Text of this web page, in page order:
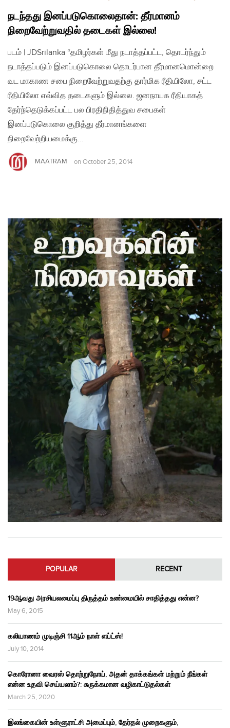
நடந்தது இனப்படுகொலைதான்: தீர்மானம்
நிறைவேற்றுவதில் தடைகள் இல்லை!
படம் | JDSrilanka “தமிழர்கள் மீது நடாத்தப்பட்ட, தொடர்ந்தும்
நடாத்தப்படும் இனப்படுகொலை தொடர்பான தீர்மானமொன்றை
வட மாகாண சபை நிறைவேற்றுவதற்கு தார்மிக ரீதியிலோ, சட்ட
ரீதியிலோ எவ்வித தடைகளும் இல்லை. ஜனநாயக ரீதியாகத்
தேர்ந்தெடுக்கப்பட்ட பல பிரதிநிதித்துவ சபைகள்
இனப்படுகொலை குறித்து தீர்மானங்களை
நிறைவேற்றியமைக்கு…
MAATRAM on October 25, 2014
POPULAR RECENT
19ஆவது அரசியலமைப்பு திருத்தம் உண்மையில் சாதித்தது என்ன?
May 6, 2015
கலியாணம் முடிஞ்சி 11ஆம் நாள் எய்ட்ஸ்!
July 10, 2014
கொரோனா வைரஸ் தொற்றுநோய், அதன் தாக்கங்கள் மற்றும் நீங்கள்
என்ன உதவி செய்யலாம்?: சுருக்கமான வழிகாட்டுதல்கள்
March 25, 2020
இலங்கையின் உள்ளூராட்சி அமைப்பும், தேர்தல் முறைகளும்,